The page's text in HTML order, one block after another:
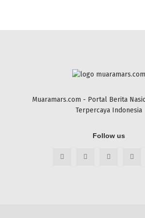
Muaramars.com - Portal Berita
Terpercaya Indonesia
Follow us